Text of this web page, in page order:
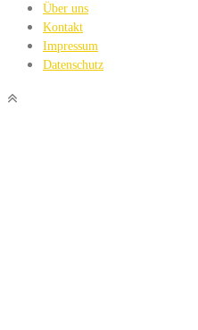
Über uns
Kontakt
Impressum
Datenschutz